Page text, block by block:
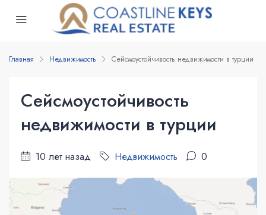
Главная Недвижимость Сейсмоустойчивость недвижимости в турции
Сейсмоустойчивость
недвижимости в турции
10 лет назад Недвижимость 0